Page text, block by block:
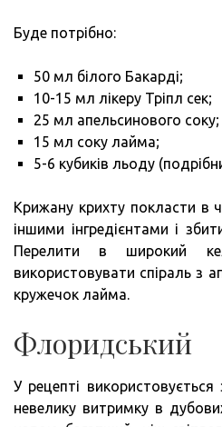
Буде потрібно:
50 мл білого Бакарді;
10-15 мл лікеру Тріпл сек;
25 мл апельсинового соку;
15 мл соку лайма;
5-6 кубиків льоду
Крижану крихту покласти в
іншими інгредієнтами і
Перелити в широкий
використовувати спіраль з
кружечок лайма.
Флоридський
У рецепті
невелику витримку в